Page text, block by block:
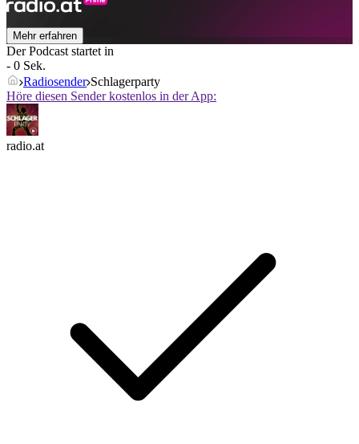
Mehr erfahren
Der Podcast startet in
- 0 Sek.
Radiosender Schlagerparty
Höre diesen Sender kostenlos in der App:
radio.at